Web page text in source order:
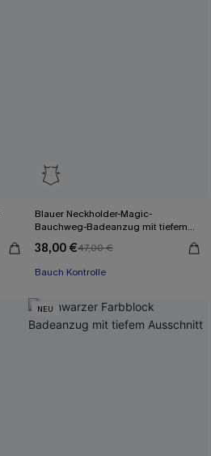
Blauer Neckholder-Magic-
Bauchweg-Badeanzug mit tiefem
38,00 €47,00 €
Bauch Kontrolle
NEU